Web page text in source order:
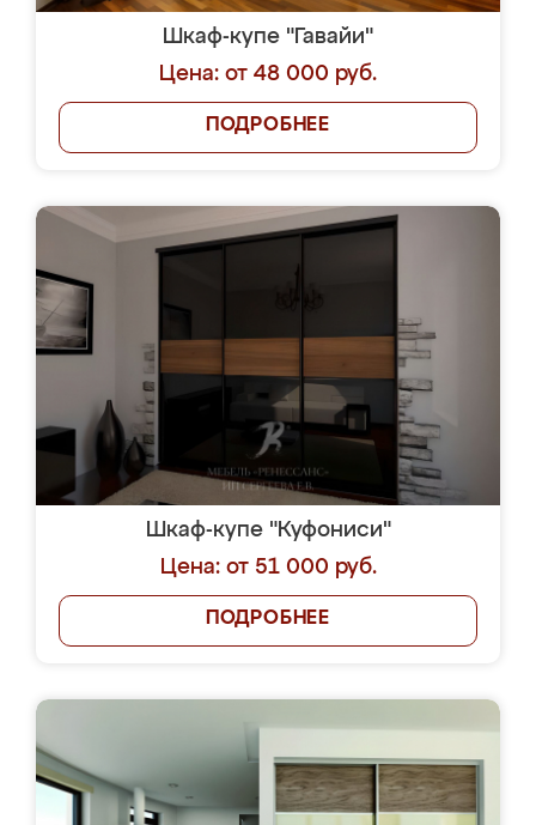
Шкаф-купе "Гавайи"
Цена: от 48 000 руб.
ПОДРОБНЕЕ
Шкаф-купе "Куфониси"
Цена: от 51 000 руб.
ПОДРОБНЕЕ